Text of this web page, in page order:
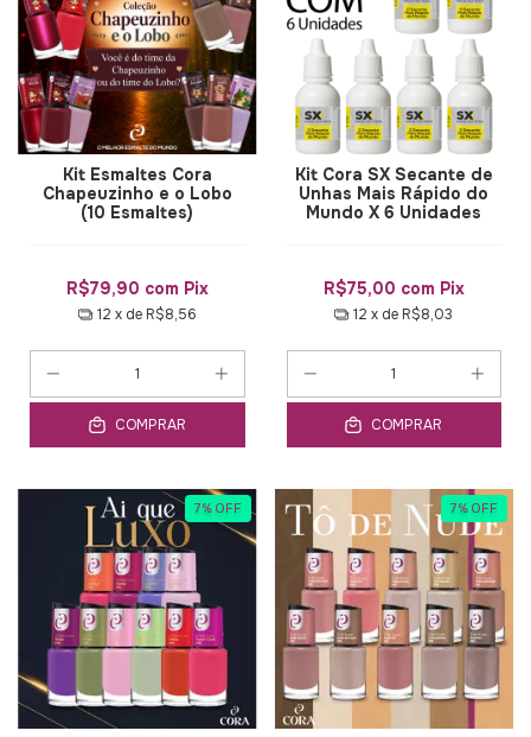
Kit Esmaltes Cora
Chapeuzinho e o Lobo
(10 Esmaltes)
R$79,90 com Pix
12 x de R$8,56
COMPRAR
Kit Cora SX Secante de
Unhas Mais Rápido do
Mundo X 6 Unidades
R$75,00 com Pix
12 x de R$8,03
COMPRAR
7% OFF 7% OFF